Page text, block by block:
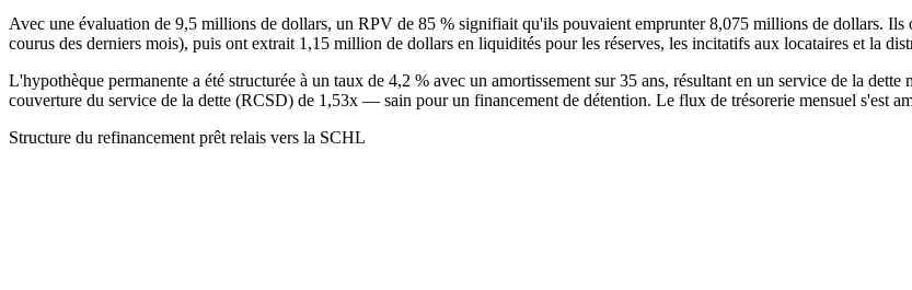
Avec une évaluation de 9,5 millions de dollars, un RPV de 85 % signifiait qu'ils pouvaient emprunter 8,075 millions de dollars.
courus des derniers mois), puis ont extrait 1,15 million de dollars en liquidités pour les réserves, les incitatifs aux locataires et la
L'hypothèque permanente a été structurée à un taux de 4,2 % avec un amortissement sur 35 ans, résultant en un service de la
couverture du service de la dette (RCSD) de 1,53x — sain pour un financement de détention. Le flux de trésorerie mensuel s'est
Structure du refinancement prêt relais vers la SCHL